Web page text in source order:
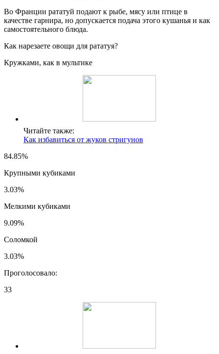
Во Франции рататуй подают к рыбе, мясу или птице в
качестве гарнира, но допускается подача этого кушанья и как
самостоятельного блюда.
Как нарезаете овощи для рататуя?
Кружками, как в мультике
Читайте также:
Как избавиться от жуков стригунов
84.85%
Крупными кубиками
3.03%
Мелкими кубиками
9.09%
Соломкой
3.03%
Проголосовало:
33